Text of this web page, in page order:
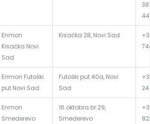
Enmon
Kisačka Novi
Sad
Kisačka 28, Novi Sad
Enmon Futoški
put Novi Sad
Futoški put 40a, Novi
Sad
24
Enmon
Smederevo
16.oktobra br.29,
Smederevo